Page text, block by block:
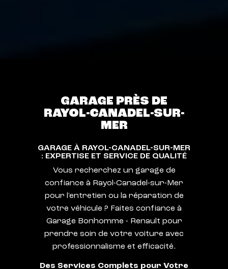
GARAGE PRÈS DE
RAYOL-CANADEL-SUR-
MER
GARAGE À RAYOL-CANADEL-SUR-MER
: EXPERTISE ET SERVICE DE QUALITÉ
Vous recherchez un garage de
confiance à Rayol-Canadel-sur-Mer
pour l'entretien ou la réparation de
votre véhicule ? Faites confiance à
Garage Bonhomme - Renault pour
prendre soin de votre voiture avec
professionnalisme et efficacité.
Des Services Complets pour Votre